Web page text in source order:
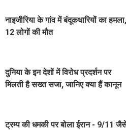
नाइजीरिया के गांव में बंदूकधारियों का हमला,
12 लोगों की मौत
दुनिया के इन देशों में विरोध प्रदर्शन पर
मिलती है सख्त सजा, जानिए क्या हैं कानून
ट्रम्प की धमकी पर बोला ईरान - 9/11